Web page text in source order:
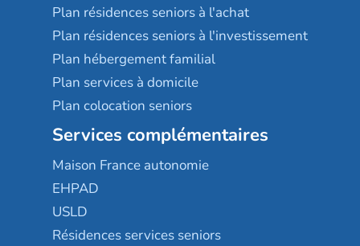
Plan résidences seniors à l'achat
Plan résidences seniors à l'investissement
Plan hébergement familial
Plan services à domicile
Plan colocation seniors
Services complémentaires
Maison France autonomie
EHPAD
USLD
Résidences services seniors